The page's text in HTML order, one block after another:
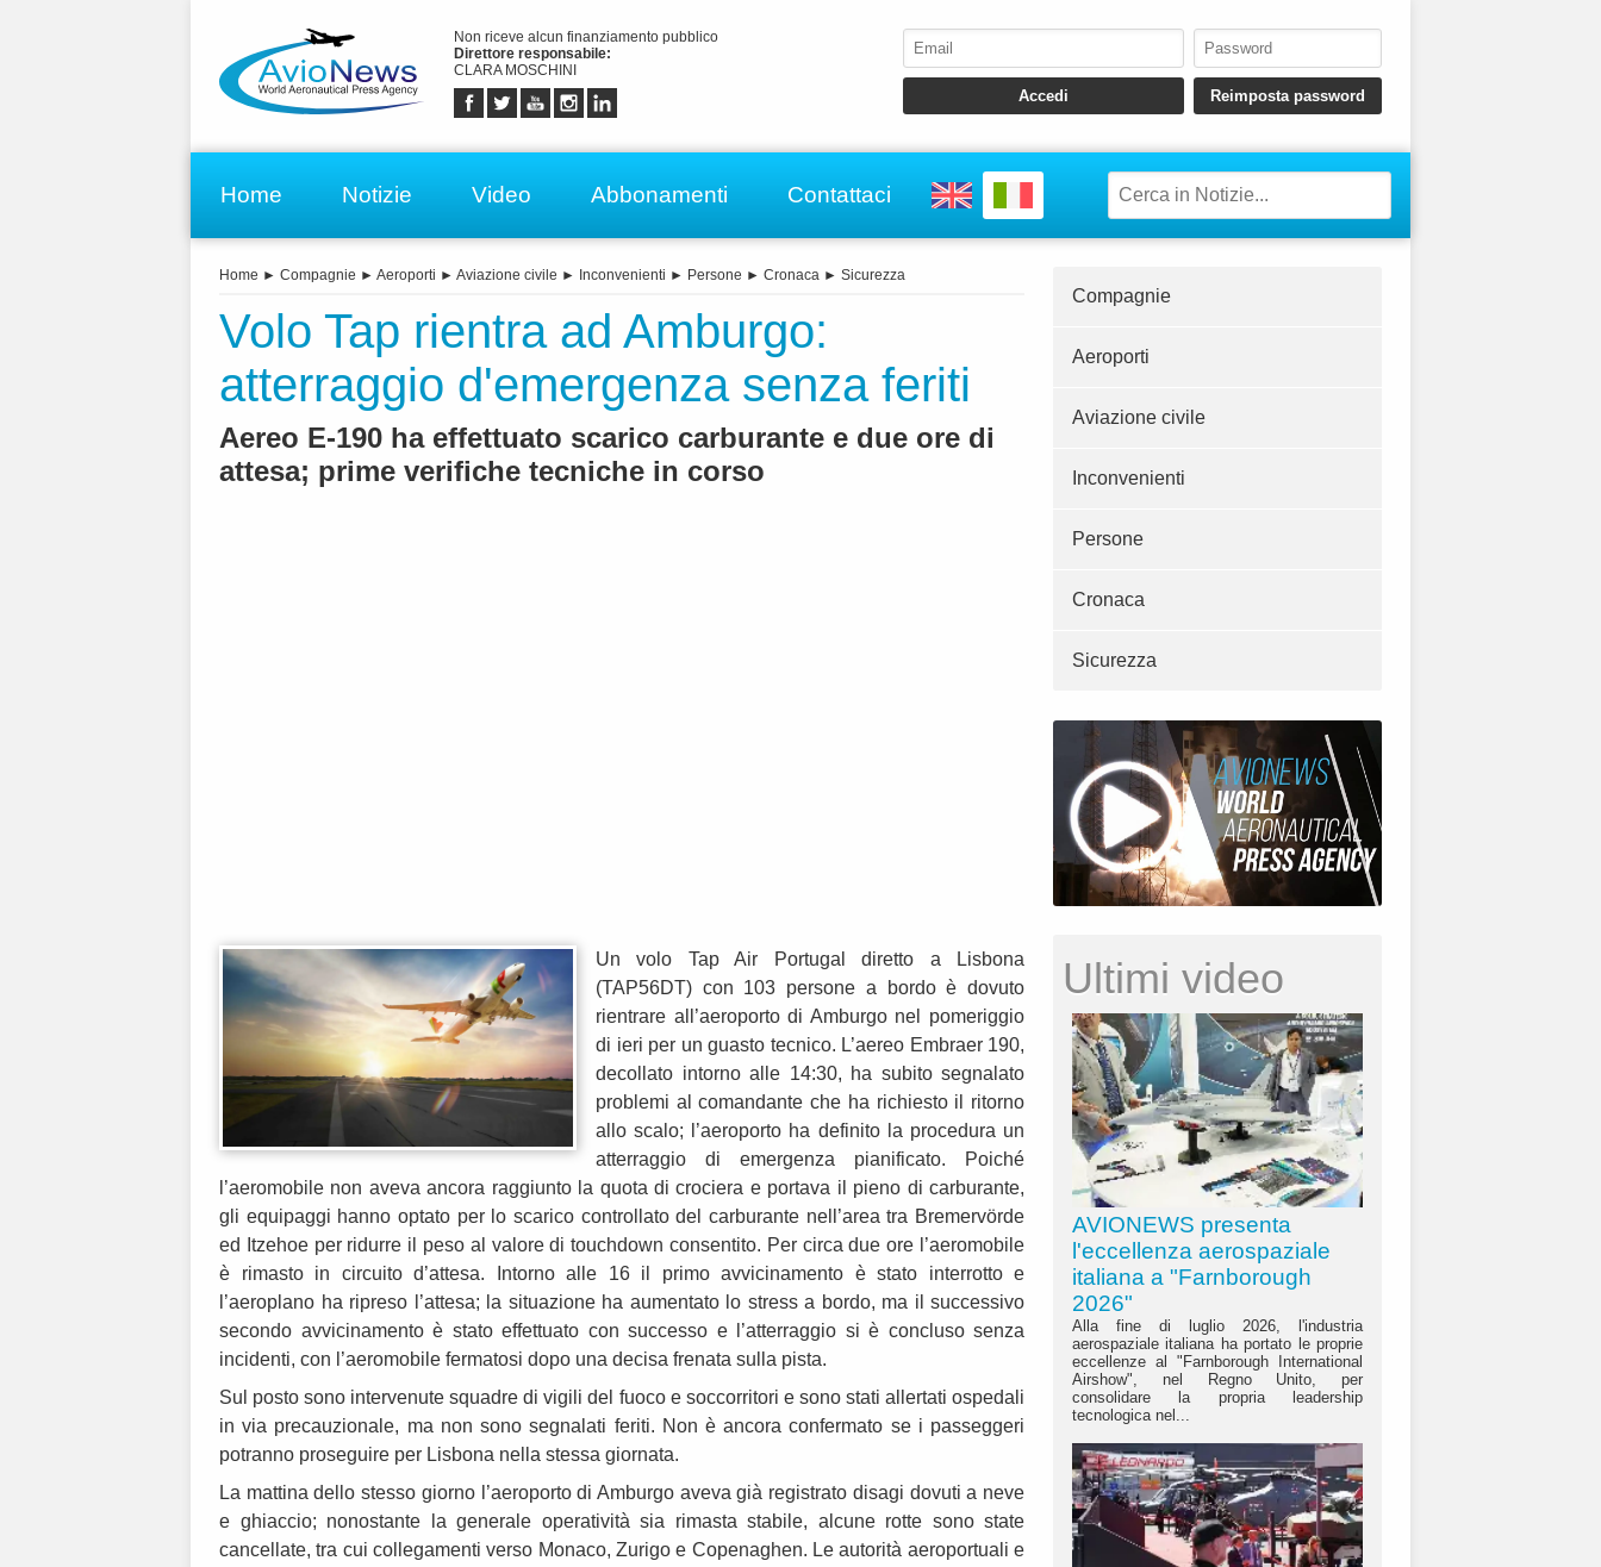
Non riceve alcun finanziamento pubblico
Direttore responsabile:
CLARA MOSCHINI
Home Notizie Video Abbonamenti Contattaci
Home ► Compagnie ► Aeroporti ► Aviazione civile ► Inconvenienti ► Persone ► Cronaca ► Sicurezza
Volo Tap rientra ad Amburgo:
atterraggio d'emergenza senza feriti
Aereo E-190 ha effettuato scarico carburante e due ore di
attesa; prime verifiche tecniche in corso
Un volo Tap Air Portugal diretto a Lisbona
(TAP56DT) con 103 persone a bordo è dovuto
rientrare all’aeroporto di Amburgo nel pomeriggio
di ieri per un guasto tecnico. L’aereo Embraer 190,
decollato intorno alle 14:30, ha subito segnalato
problemi al comandante che ha richiesto il ritorno
allo scalo; l’aeroporto ha definito la procedura un
atterraggio di emergenza pianificato. Poiché
l’aeromobile non aveva ancora raggiunto la quota di crociera e portava il pieno di carburante,
gli equipaggi hanno optato per lo scarico controllato del carburante nell’area tra Bremervörde
ed Itzehoe per ridurre il peso al valore di touchdown consentito. Per circa due ore l’aeromobile
è rimasto in circuito d’attesa. Intorno alle 16 il primo avvicinamento è stato interrotto e
l’aeroplano ha ripreso l’attesa; la situazione ha aumentato lo stress a bordo, ma il successivo
secondo avvicinamento è stato effettuato con successo e l’atterraggio si è concluso senza
incidenti, con l’aeromobile fermatosi dopo una decisa frenata sulla pista.
Sul posto sono intervenute squadre di vigili del fuoco e soccorritori e sono stati allertati ospedali
in via precauzionale, ma non sono segnalati feriti. Non è ancora confermato se i passeggeri
potranno proseguire per Lisbona nella stessa giornata.
La mattina dello stesso giorno l’aeroporto di Amburgo aveva già registrato disagi dovuti a neve
e ghiaccio; nonostante la generale operatività sia rimasta stabile, alcune rotte sono state
cancellate, tra cui collegamenti verso Monaco, Zurigo e Copenaghen. Le autorità aeroportuali e
Compagnie
Aeroporti
Aviazione civile
Inconvenienti
Persone
Cronaca
Sicurezza
Ultimi video
AVIONEWS presenta
l'eccellenza aerospaziale
italiana a "Farnborough
2026"
Alla fine di luglio 2026, l'industria
aerospaziale italiana ha portato le proprie
eccellenze al "Farnborough International
Airshow", nel Regno Unito, per
consolidare la propria leadership
tecnologica nel...